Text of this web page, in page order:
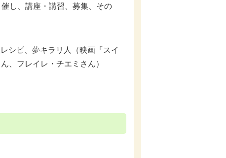
し、講座・講習、募集、その
シピ、夢キラリ人（映画『スイ
、フレイレ・チエミさん）